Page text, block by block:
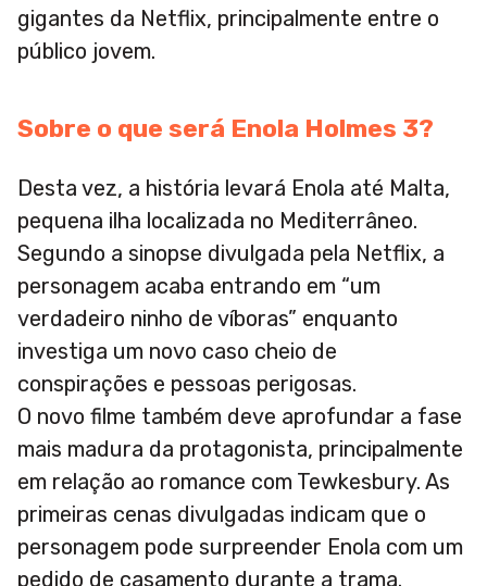
gigantes da Netflix, principalmente entre o
público jovem.
Sobre o que será Enola Holmes 3?
Desta vez, a história levará Enola até Malta,
pequena ilha localizada no Mediterrâneo.
Segundo a sinopse divulgada pela Netflix, a
personagem acaba entrando em “um
verdadeiro ninho de víboras” enquanto
investiga um novo caso cheio de
conspirações e pessoas perigosas.
O novo filme também deve aprofundar a fase
mais madura da protagonista, principalmente
em relação ao romance com Tewkesbury. As
primeiras cenas divulgadas indicam que o
personagem pode surpreender Enola com um
pedido de casamento durante a trama.